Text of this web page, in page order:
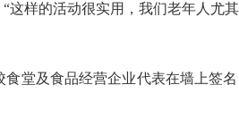
样的活动很实用，我们老年人尤
堂及食品经营企业代表在墙上签